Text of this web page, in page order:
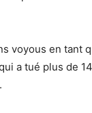
voyous en tant
a tué plus de